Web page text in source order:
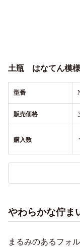
土瓶 はなてん模
型番
販売価格
購入数
やわらかな佇ま
まるみのあるフォ